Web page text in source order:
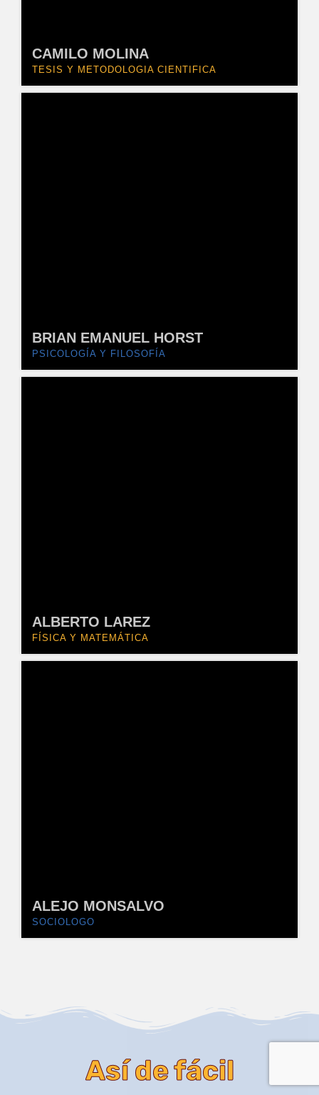
CAMILO MOLINA
TESIS Y METODOLOGIA CIENTIFICA
BRIAN EMANUEL HORST
PSICOLOGÍA Y FILOSOFÍA
ALBERTO LAREZ
FÍSICA Y MATEMÁTICA
ALEJO MONSALVO
SOCIOLOGO
Así de fácil